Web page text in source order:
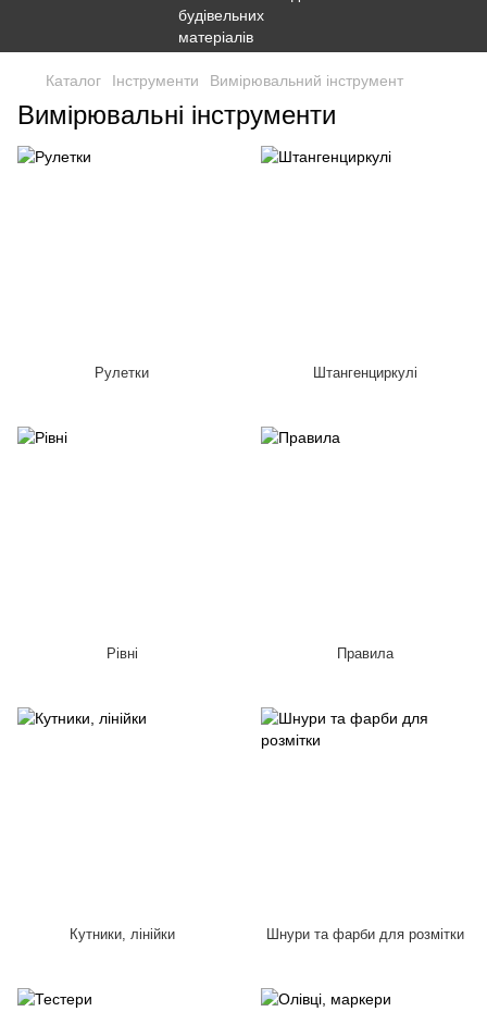
Каталог Інструменти Вимірювальний інструмент
Вимірювальні інструменти
Рулетки Штангенциркулі
Рівні Правила
Кутники, лінійки Шнури та фарби для розмітки